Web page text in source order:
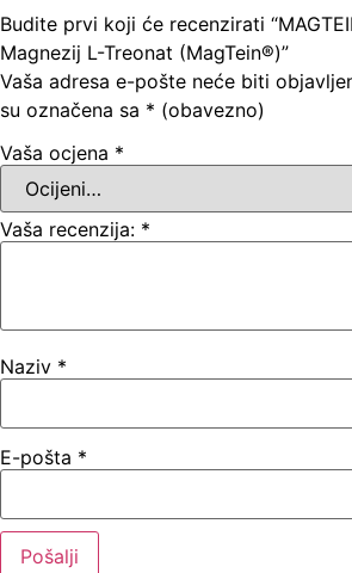
Budite prvi koji će recenzirati
Magnezij L-Treonat (MagTein®)”
Vaša adresa e-pošte neće biti
su označena sa * (obavezno)
Vaša ocjena *
Vaša recenzija: *
Naziv *
E-pošta *